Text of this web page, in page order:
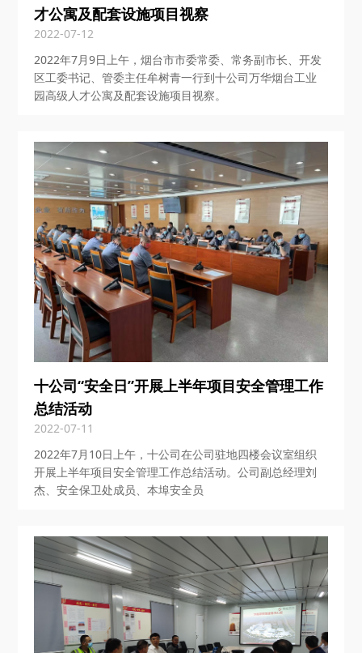
才公寓及配套设施项目视察
2022-07-12
2022年7月9日上午，烟台市市委常委、常务副市长、开发
区工委书记、管委主任牟树青一行到十公司万华烟台工业
园高级人才公寓及配套设施项目视察。
十公司“安全日”开展上半年项目安全管理工作
总结活动
2022-07-11
2022年7月10日上午，十公司在公司驻地四楼会议室组织
开展上半年项目安全管理工作总结活动。公司副总经理刘
杰、安全保卫处成员、本埠安全员